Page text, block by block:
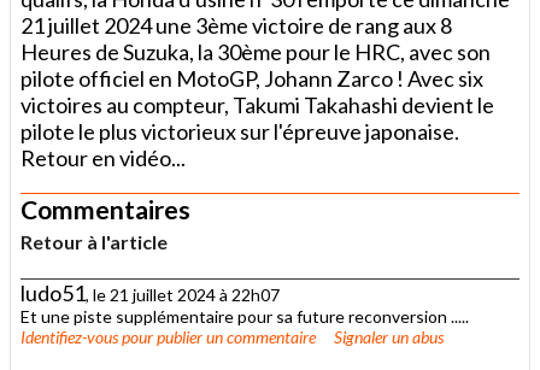
21 juillet 2024 une 3ème victoire de rang aux 8
Heures de Suzuka, la 30ème pour le HRC, avec son
pilote officiel en MotoGP, Johann Zarco ! Avec six
victoires au compteur, Takumi Takahashi devient le
pilote le plus victorieux sur l'épreuve japonaise.
Retour en vidéo...
Commentaires
Retour à l'article
ludo51, le 21 juillet 2024 à 22h07
Et une piste supplémentaire pour sa future reconversion .....
Identifiez-vouspour publier un commentaire Signaler un abus